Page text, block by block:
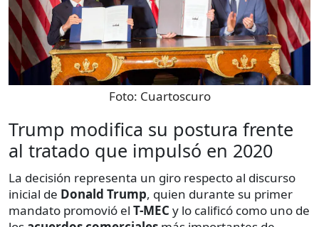
Foto: Cuartoscuro
Trump modifica su postura frente
al tratado que impulsó en 2020
La decisión representa un giro respecto al discurso
inicial de Donald Trump, quien durante su primer
mandato promovió el T-MEC y lo calificó como uno de